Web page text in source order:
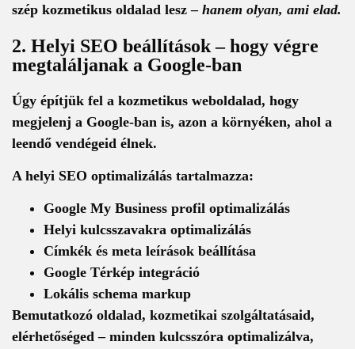
szép kozmetikus oldalad lesz – hanem olyan, ami elad.
2. Helyi SEO beállítások – hogy végre
megtaláljanak a Google-ban
Úgy építjük fel a kozmetikus weboldalad, hogy
megjelenj a Google-ban is, azon a környéken, ahol a
leendő vendégeid élnek.
A helyi SEO optimalizálás tartalmazza:
Google My Business profil optimalizálás
Helyi kulcsszavakra optimalizálás
Címkék és meta leírások beállítása
Google Térkép integráció
Lokális schema markup
Bemutatkozó oldalad, kozmetikai szolgáltatásaid,
elérhetőséged – minden kulcsszóra optimalizálva,